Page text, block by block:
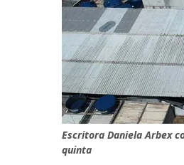
Escritora Daniela Arbex
quinta